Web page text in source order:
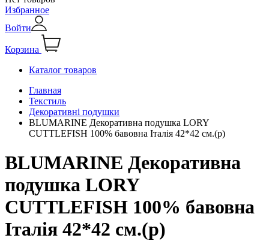
Избранное
Войти
Корзина
Каталог товаров
Главная
Текстиль
Декоративні подушки
BLUMARINE Декоративна подушка LORY
CUTTLEFISH 100% бавовна Італія 42*42 см.(р)
BLUMARINE Декоративна
подушка LORY
CUTTLEFISH 100% бавовна
Італія 42*42 см.(р)